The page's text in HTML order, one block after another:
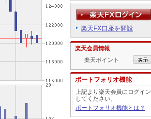
楽天FX口座を開設
楽天会員情報
楽天ポイント
ポートフォリオ機能
上記より楽天会員にログイン
してください。
ポートフォリオ機能とは？